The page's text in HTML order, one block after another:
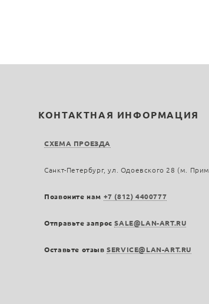
КОНТАКТНАЯ ИНФОРМАЦИЯ
СХЕМА ПРОЕЗДА
Санкт-Петербург, ул. Одоевского 28 (м.
Позвоните нам +7 (812) 4400777
Отправьте запросSALE@LAN-ART.RU
Оставьте отзывSERVICE@LAN-ART.RU